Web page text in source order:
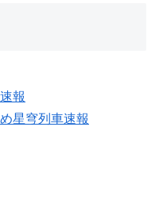
報
星穹列車速報